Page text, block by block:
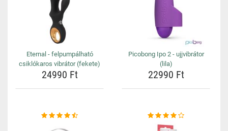
Eternal - felpumpálható
csiklókaros vibrátor (fekete)
24990 Ft
Picobong Ipo 2 - ujjvibrátor
(lila)
22990 Ft